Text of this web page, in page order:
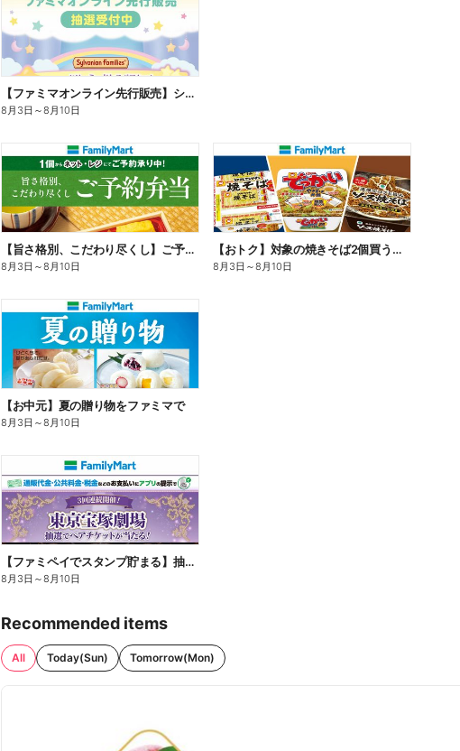
【ファミマオンライン先行販売】シルバニアファミリー
8月3日 ～8月10日
【旨さ格別、こだわり尽くし】ご予約弁当
8月3日 ～8月10日
【おトク】対象の焼きそば2個買うと100円引き!
8月3日 ～8月10日
【お中元】夏の贈り物をファミマで
8月3日 ～8月10日
【ファミペイでスタンプ貯まる】抽選でペアチケットが当たる!
8月3日 ～8月10日
Recommended items
All Today(Sun) Tomorrow(Mon)